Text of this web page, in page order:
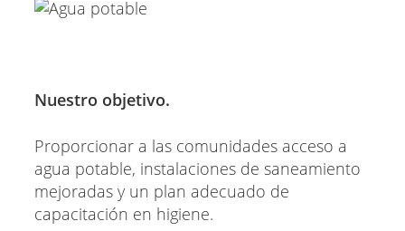
Nuestro objetivo.
Proporcionar a las comunidades acceso a
agua potable, instalaciones de saneamiento
mejoradas y un plan adecuado de
capacitación en higiene.